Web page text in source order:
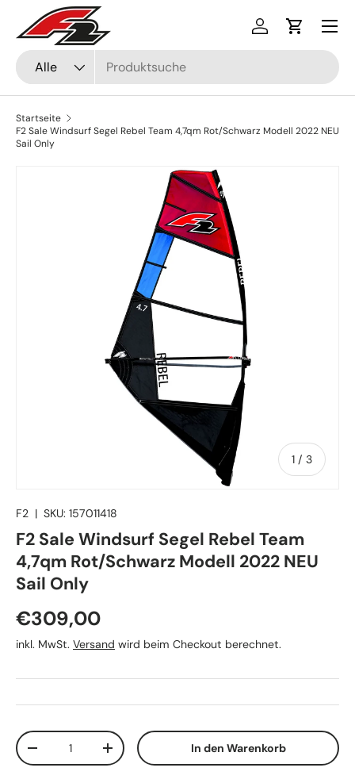
Direkt zum Inhalt
Suchen
Art
Alle
Einloggen
Menü
Startseite
F2 Sale Windsurf Segel Rebel Team 4,7qm Rot/Schwarz Modell 2022 NEU
Sail Only
Zu Produktinformationen springen
1 / von
3
F2 | SKU: 157011418
F2 Sale Windsurf Segel Rebel Team
4,7qm Rot/Schwarz Modell 2022 NEU
Sail Only
Normaler Preis
€309,00
inkl. MwSt. Versand wird beim Checkout berechnet.
Anzahl
Menge verringernMenge erhöhen In den Warenkorb